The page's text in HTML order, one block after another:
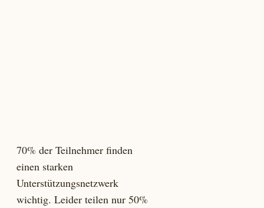
70% der Teilnehmer finden
einen starken
Unterstützungsnetzwerk
wichtig. Leider teilen nur 50%